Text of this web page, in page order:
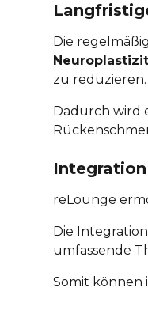
Die
zu reduzieren.
Dadurch wird
reLounge
Die
umfassende
Somit können